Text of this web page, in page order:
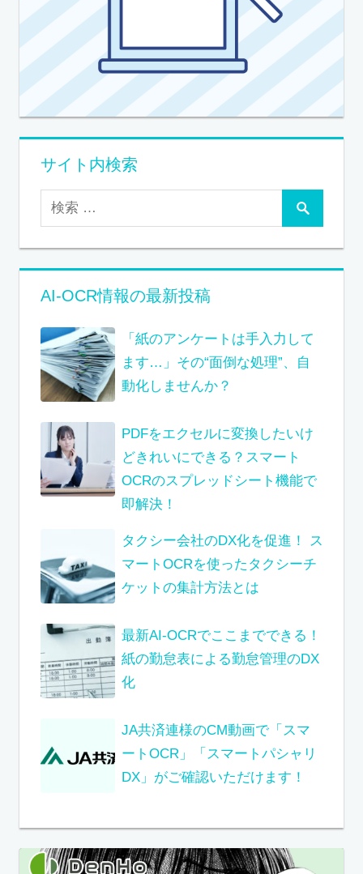
サイト内検索
AI-OCR情報の最新投稿
「紙のアンケートは手入力して
ます…」その“面倒な処理”、自
動化しませんか？
PDFをエクセルに変換したいけ
どきれいにできる？スマート
OCRのスプレッドシート機能で
即解決！
タクシー会社のDX化を促進！ ス
マートOCRを使ったタクシーチ
ケットの集計方法とは
最新AI-OCRでここまでできる！
紙の勤怠表による勤怠管理のDX
化
JA共済連様のCM動画で「スマ
ートOCR」「スマートパシャリ
DX」がご確認いただけます！